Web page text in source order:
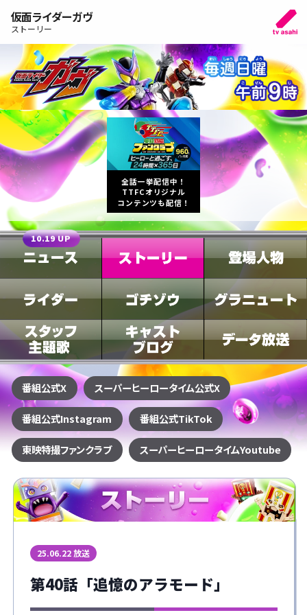
仮面ライダーガヴ
ストーリー
全話一挙配信中！
TTFCオリジナル
コンテンツも配信！
10.19 UP
番組公式X スーパーヒーロータイム公式X
番組公式Instagram 番組公式TikTok
東映特撮ファンクラブ スーパーヒーロータイムYoutube
25.06.22 放送
第40話「追憶のアラモード」